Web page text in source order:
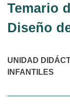
Temario
Diseño
UNIDAD
INFANTILES